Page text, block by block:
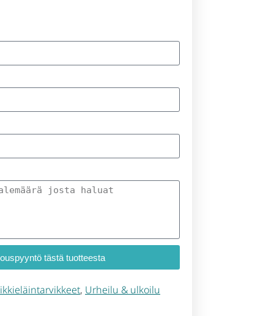
tästä tuotteesta
, Urheilu & ulkoilu